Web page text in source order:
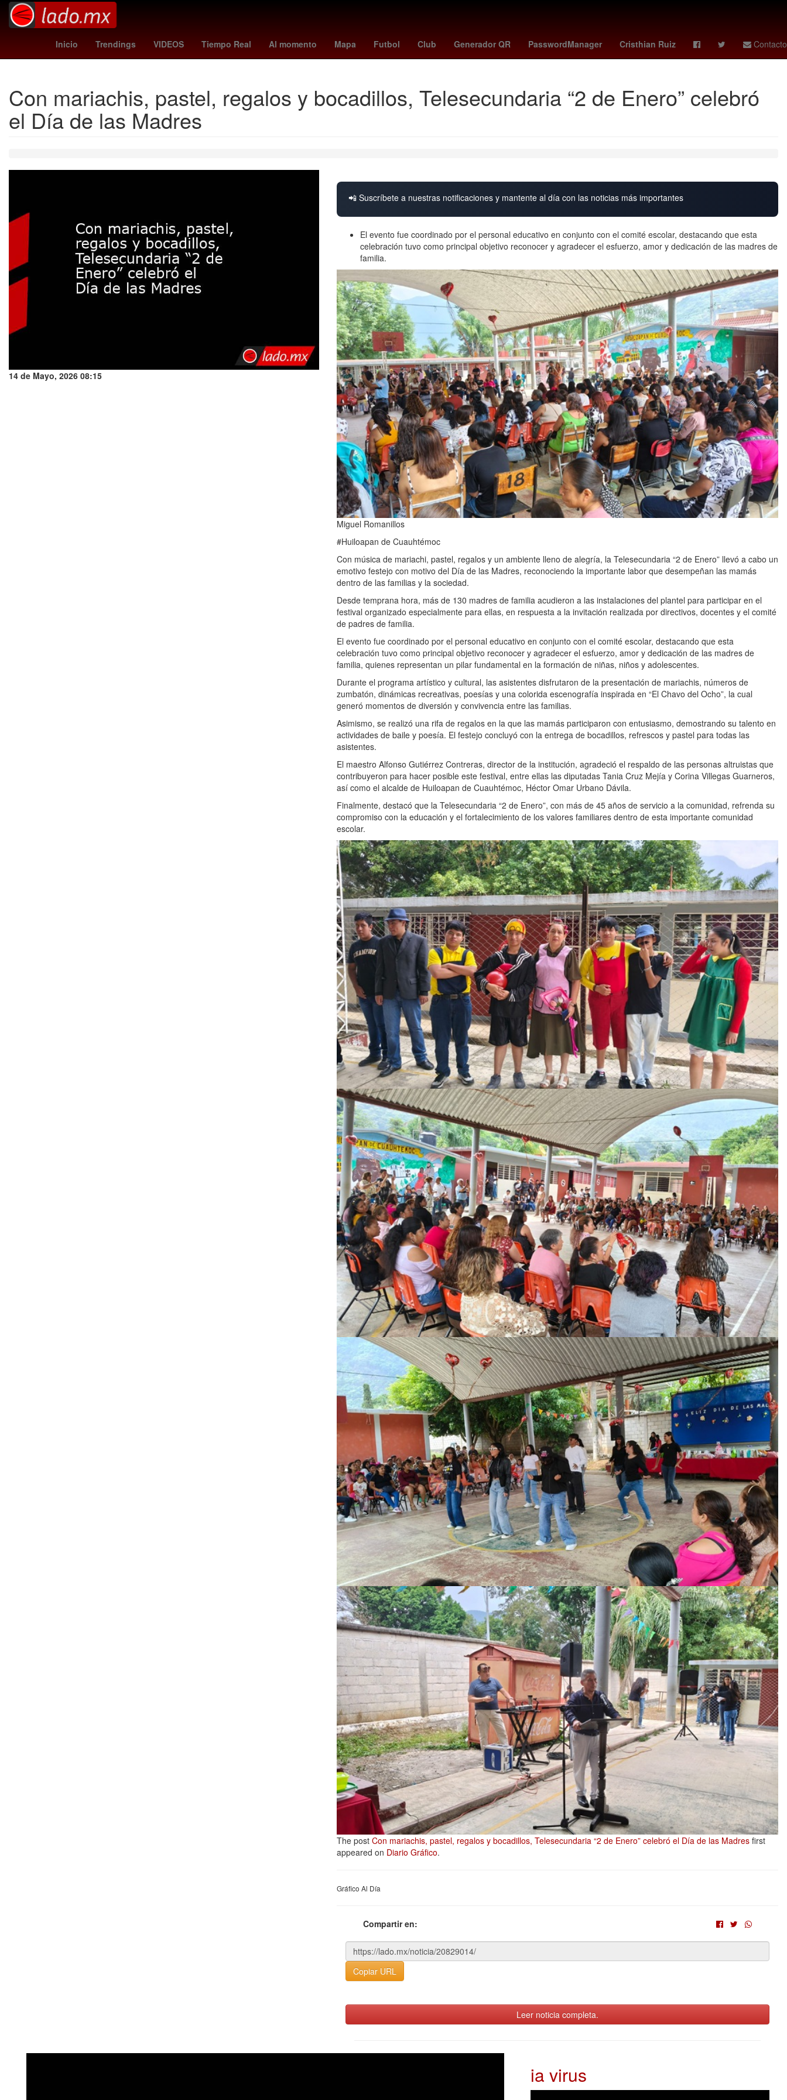
Inicio Trendings VIDEOS Tiempo Real Al momento Mapa Futbol Club Generador QR PasswordManager Cristhian Ruiz Contacto
Venezolanos Rusia Semana Santa tabla de goleo mundial 2026 alerta meteorológica Gobierno 2024 obsession Ridley Scott Américo Villarreal
Con mariachis, pastel, regalos y bocadillos, Telesecundaria “2 de Enero” celebró
el Día de las Madres
14 de Mayo, 2026 08:15
📲 Suscríbete a nuestras notificaciones y mantente al día con las noticias más importantes
El evento fue coordinado por el personal educativo en conjunto con el comité escolar, destacando que esta
celebración tuvo como principal objetivo reconocer y agradecer el esfuerzo, amor y dedicación de las madres de
familia.
Miguel Romanillos
#Huiloapan de Cuauhtémoc
Con música de mariachi, pastel, regalos y un ambiente lleno de alegría, la Telesecundaria “2 de Enero” llevó a cabo un
emotivo festejo con motivo del Día de las Madres, reconociendo la importante labor que desempeñan las mamás
dentro de las familias y la sociedad.
Desde temprana hora, más de 130 madres de familia acudieron a las instalaciones del plantel para participar en el
festival organizado especialmente para ellas, en respuesta a la invitación realizada por directivos, docentes y el comité
de padres de familia.
El evento fue coordinado por el personal educativo en conjunto con el comité escolar, destacando que esta
celebración tuvo como principal objetivo reconocer y agradecer el esfuerzo, amor y dedicación de las madres de
familia, quienes representan un pilar fundamental en la formación de niñas, niños y adolescentes.
Durante el programa artístico y cultural, las asistentes disfrutaron de la presentación de mariachis, números de
zumbatón, dinámicas recreativas, poesías y una colorida escenografía inspirada en “El Chavo del Ocho”, la cual
generó momentos de diversión y convivencia entre las familias.
Asimismo, se realizó una rifa de regalos en la que las mamás participaron con entusiasmo, demostrando su talento en
actividades de baile y poesía. El festejo concluyó con la entrega de bocadillos, refrescos y pastel para todas las
asistentes.
El maestro Alfonso Gutiérrez Contreras, director de la institución, agradeció el respaldo de las personas altruistas que
contribuyeron para hacer posible este festival, entre ellas las diputadas Tania Cruz Mejía y Corina Villegas Guarneros,
así como el alcalde de Huiloapan de Cuauhtémoc, Héctor Omar Urbano Dávila.
Finalmente, destacó que la Telesecundaria “2 de Enero”, con más de 45 años de servicio a la comunidad, refrenda su
compromiso con la educación y el fortalecimiento de los valores familiares dentro de esta importante comunidad
escolar.
The post Con mariachis, pastel, regalos y bocadillos, Telesecundaria “2 de Enero” celebró el Día de las Madres first
appeared on Diario Gráfico.
Gráfico Al Día
Compartir en:
Copiar URL
Leer noticia completa.
ia virus